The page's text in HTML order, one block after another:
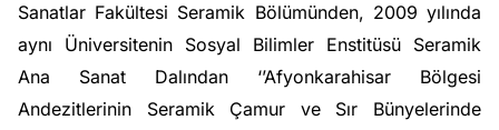
Sanatlar Fakültesi Seramik Bölümünden, 2009 yılında
aynı Üniversitenin Sosyal Bilimler Enstitüsü Seramik
Ana Sanat Dalından ‘’Afyonkarahisar Bölgesi
Andezitlerinin Seramik Çamur ve Sır Bünyelerinde